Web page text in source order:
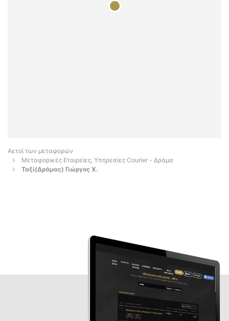
Αετοί των μεταφορών
Μεταφορικές Εταιρείες, Υπηρεσίες Courier - Δράμα
Ταξί(Δράμας) Γιώργος Χ.